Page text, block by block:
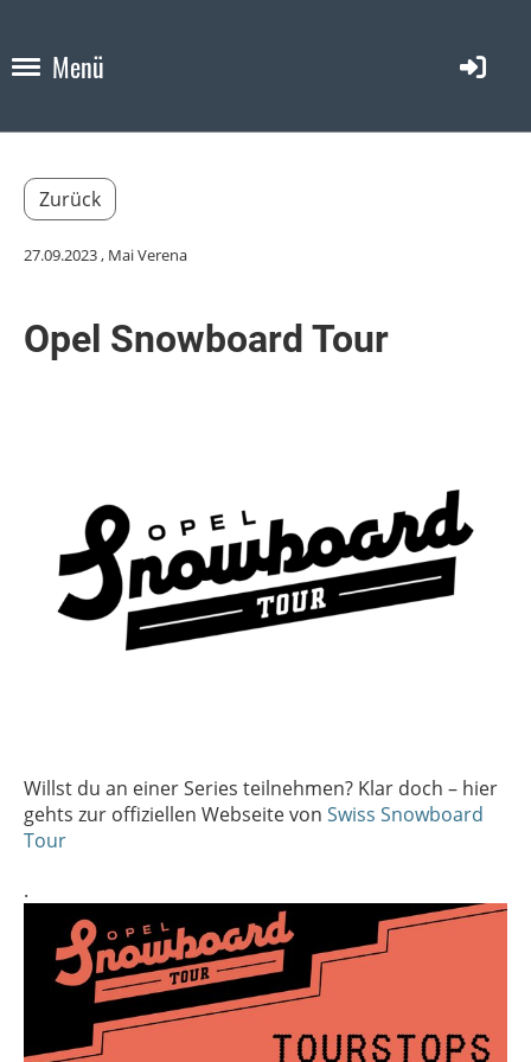
Menü
Zurück
27.09.2023, Mai Verena
Opel Snowboard Tour
Willst du an einer Series teilnehmen? Klar doch – hier
gehts zur offiziellen Webseite von Swiss Snowboard
Tour
.